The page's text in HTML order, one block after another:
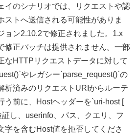
イのシナリオでは、リクエストや認
ストへ送信される可能性がありま
ョン2.10.2で修正されました。1.x
修正パッチは提供されません。一部
なHTTPリクエストデータに対して
やレガシー`parse_request()`の
析済みのリクエストURIからルーテ
う前に、Hostヘッダーを`uri-host [
証し、userinfo、パス、クエリ、フ
字を含むHost値を拒否してくださ